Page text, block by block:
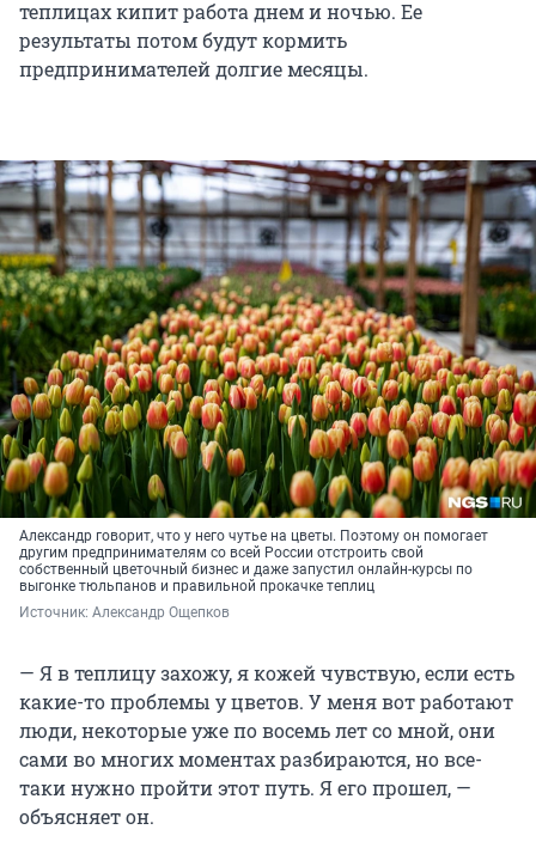
теплицах кипит работа днем и ночью. Ее
результаты потом будут кормить
предпринимателей долгие месяцы.
Александр говорит, что у него чутье на цветы. Поэтому он помогает
другим предпринимателям со всей России отстроить свой
собственный цветочный бизнес и даже запустил онлайн-курсы по
выгонке тюльпанов и правильной прокачке теплиц
Источник: Александр Ощепков
— Я в теплицу захожу, я кожей чувствую, если есть
какие-то проблемы у цветов. У меня вот работают
люди, некоторые уже по восемь лет со мной, они
сами во многих моментах разбираются, но все-
таки нужно пройти этот путь. Я его прошел, —
объясняет он.